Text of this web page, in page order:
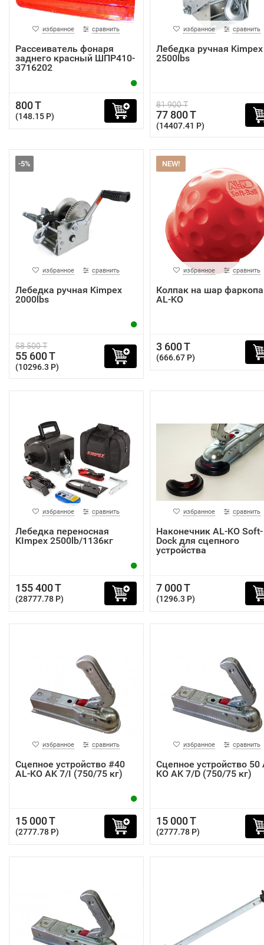
избранное сравнить
Рассеиватель фонаря
заднего красный ШПР410-
3716202
800 T
(148.15 P)
избранное сравнить
Лебедка ручная Kimpex
2500lbs
81 900 T
77 800 T
(14407.41 P)
-5%
избранное сравнить
Лебедка ручная Kimpex
2000lbs
58 500 T
55 600 T
(10296.3 P)
NEW!
избранное сравнить
Колпак на шар фаркопа
AL-KO
3 600 T
(666.67 P)
избранное сравнить
Лебедка переносная
KImpex 2500lb/1136кг
155 400 T
(28777.78 P)
избранное сравнить
Наконечник AL-KO Soft-
Dock для сцепного
устройства
7 000 T
(1296.3 P)
избранное сравнить
Сцепное устройство #40
AL-KO AK 7/I (750/75 кг)
15 000 T
(2777.78 P)
избранное сравнить
Сцепное устройство 50
KO AK 7/D (750/75 кг)
15 000 T
(2777.78 P)